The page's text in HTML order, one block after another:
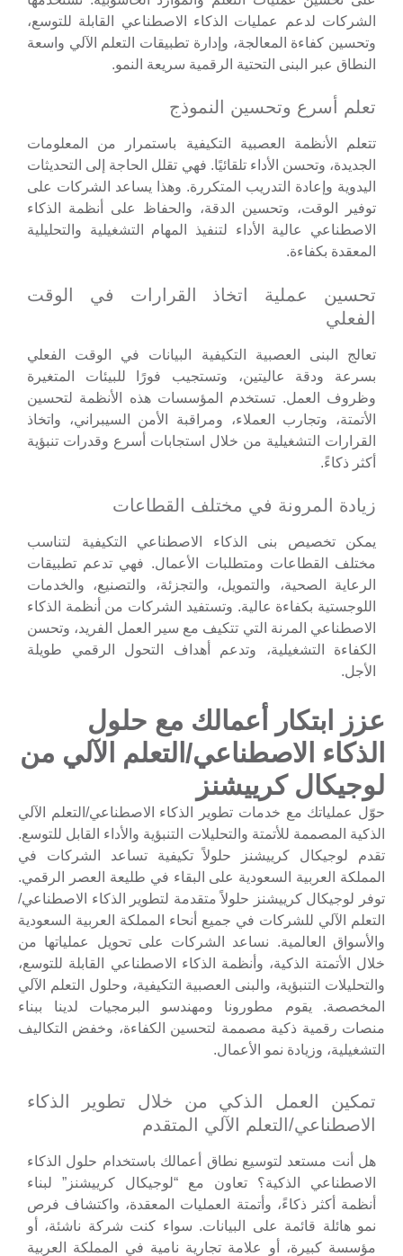
الشركات لدعم عمليات الذكاء الاصطناعي القابلة للتوسع،
وتحسين كفاءة المعالجة، وإدارة تطبيقات التعلم الآلي واسعة
النطاق عبر البنى التحتية الرقمية سريعة النمو.
تعلم أسرع وتحسين النموذج
تتعلم الأنظمة العصبية التكيفية باستمرار من المعلومات
الجديدة، وتحسن الأداء تلقائيًا. فهي تقلل الحاجة إلى التحديثات
اليدوية وإعادة التدريب المتكررة. وهذا يساعد الشركات على
توفير الوقت، وتحسين الدقة، والحفاظ على أنظمة الذكاء
الاصطناعي عالية الأداء لتنفيذ المهام التشغيلية والتحليلية
المعقدة بكفاءة.
تحسين عملية اتخاذ القرارات في الوقت
الفعلي
تعالج البنى العصبية التكيفية البيانات في الوقت الفعلي
بسرعة ودقة عاليتين، وتستجيب فورًا للبيئات المتغيرة
وظروف العمل. تستخدم المؤسسات هذه الأنظمة لتحسين
الأتمتة، وتجارب العملاء، ومراقبة الأمن السيبراني، واتخاذ
القرارات التشغيلية من خلال استجابات أسرع وقدرات تنبؤية
أكثر ذكاءً.
زيادة المرونة في مختلف القطاعات
يمكن تخصيص بنى الذكاء الاصطناعي التكيفية لتناسب
مختلف القطاعات ومتطلبات الأعمال. فهي تدعم تطبيقات
الرعاية الصحية، والتمويل، والتجزئة، والتصنيع، والخدمات
اللوجستية بكفاءة عالية. وتستفيد الشركات من أنظمة الذكاء
الاصطناعي المرنة التي تتكيف مع سير العمل الفريد، وتحسن
الكفاءة التشغيلية، وتدعم أهداف التحول الرقمي طويلة
الأجل.
عزز ابتكار أعمالك مع حلول
الذكاء الاصطناعي/التعلم الآلي من
لوجيكال كرييشنز
حوّل عملياتك مع خدمات تطوير الذكاء الاصطناعي/التعلم الآلي
الذكية المصممة للأتمتة والتحليلات التنبؤية والأداء القابل للتوسع.
تقدم لوجيكال كرييشنز حلولاً تكيفية تساعد الشركات في
المملكة العربية السعودية على البقاء في طليعة العصر الرقمي.
توفر لوجيكال كرييشنز حلولاً متقدمة لتطوير الذكاء الاصطناعي/
التعلم الآلي للشركات في جميع أنحاء المملكة العربية السعودية
والأسواق العالمية. نساعد الشركات على تحويل عملياتها من
خلال الأتمتة الذكية، وأنظمة الذكاء الاصطناعي القابلة للتوسع،
والتحليلات التنبؤية، والبنى العصبية التكيفية، وحلول التعلم الآلي
المخصصة. يقوم مطورونا ومهندسو البرمجيات لدينا ببناء
منصات رقمية ذكية مصممة لتحسين الكفاءة، وخفض التكاليف
التشغيلية، وزيادة نمو الأعمال.
تمكين العمل الذكي من خلال تطوير الذكاء
الاصطناعي/التعلم الآلي المتقدم
هل أنت مستعد لتوسيع نطاق أعمالك باستخدام حلول الذكاء
الاصطناعي الذكية؟ تعاون مع “لوجيكال كرييشنز” لبناء
أنظمة أكثر ذكاءً، وأتمتة العمليات المعقدة، واكتشاف فرص
نمو هائلة قائمة على البيانات. سواء كنت شركة ناشئة، أو
مؤسسة كبيرة، أو علامة تجارية نامية في المملكة العربية